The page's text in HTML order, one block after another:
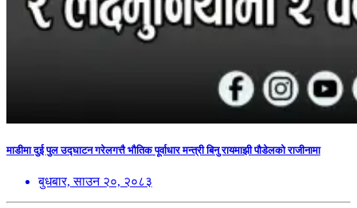
माडीमा दुई पुल उद्घाटन गरेलगत्तै भौतिक पूर्वाधार मन्त्री बिनु रायमाझी पौडेलको राजीनामा
बुधबार, साउन २०, २०८३